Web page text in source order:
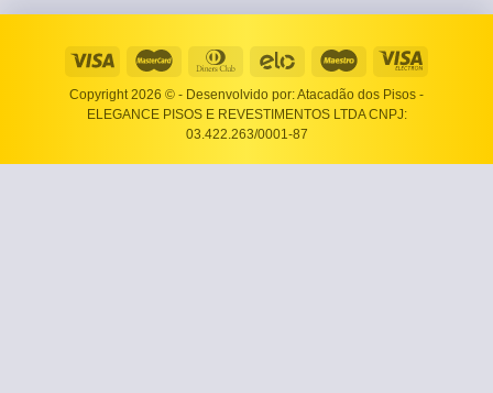
Copyright 2026 © - Desenvolvido por: Atacadão dos Pisos -
ELEGANCE PISOS E REVESTIMENTOS LTDA CNPJ:
03.422.263/0001-87